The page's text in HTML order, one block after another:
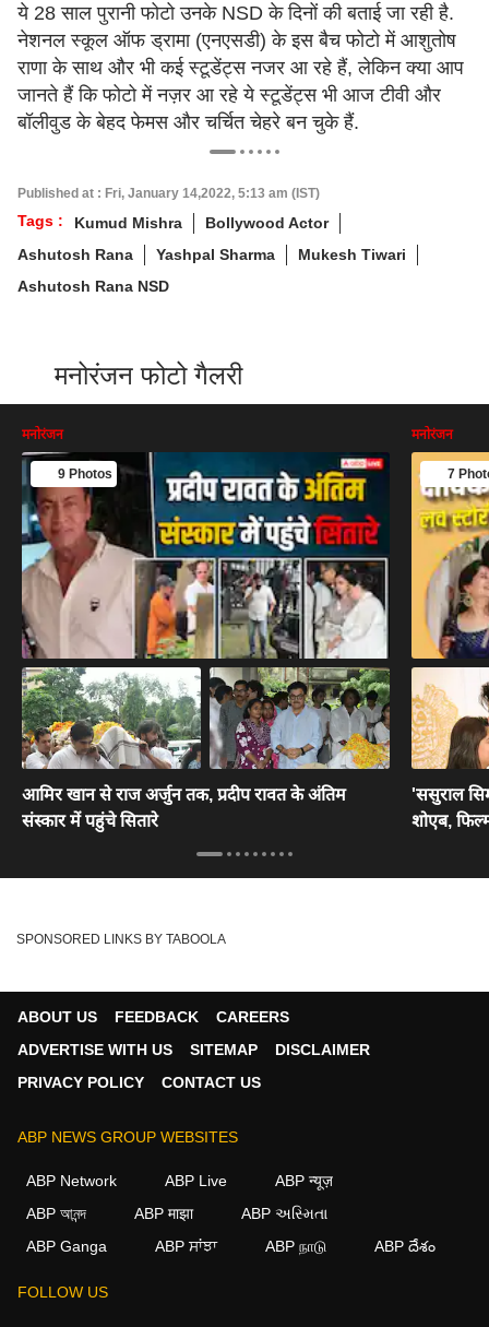
ये 28 साल पुरानी फोटो उनके NSD के दिनों की बताई जा रही है.
नेशनल स्कूल ऑफ ड्रामा (एनएसडी) के इस बैच फोटो में आशुतोष
राणा के साथ और भी कई स्टूडेंट्स नजर आ रहे हैं, लेकिन क्या आप
जानते हैं कि फोटो में नज़र आ रहे ये स्टूडेंट्स भी आज टीवी और
बॉलीवुड के बेहद फेमस और चर्चित चेहरे बन चुके हैं.
Published at : Fri, January 14,2022, 5:13 am (IST)
Tags : Kumud Mishra
Bollywood Actor
Ashutosh Rana
Yashpal Sharma
Mukesh Tiwari
Ashutosh Rana NSD
मनोरंजन फोटो गैलरी
मनोरंजन
9 Photos
आमिर खान से राज अर्जुन तक, प्रदीप रावत के अंतिम
संस्कार में पहुंचे सितारे
मनोरंजन
7
'ससुराल
शोएब,
SPONSORED LINKS BY TABOOLA
ABOUT US FEEDBACK
CAREERS
ADVERTISE WITH US
SITEMAP
DISCLAIMER
PRIVACY POLICY
CONTACT US
ABP NEWS GROUP WEBSITES
ABP Network ABP Live
ABP न्यूज़
ABP আনন্দ
ABP माझा
ABP અસ્મિતા
ABP Ganga
ABP ਸਾਂਝਾ ABP நாடு ABP దేశం
FOLLOW US
We use cookies to improve your experience, analyze